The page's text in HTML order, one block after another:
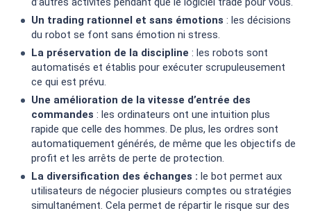
Un trading rationnel et sans émotions : les décisions
du robot se font sans émotion ni stress.
La préservation de la discipline : les robots sont
automatisés et établis pour exécuter scrupuleusement
ce qui est prévu.
Une amélioration de la vitesse d’entrée des
commandes : les ordinateurs ont une intuition plus
rapide que celle des hommes. De plus, les ordres sont
automatiquement générés, de même que les objectifs de
profit et les arrêts de perte de protection.
La diversification des échanges : le bot permet aux
utilisateurs de négocier plusieurs comptes ou stratégies
simultanément. Cela permet de répartir le risque sur des